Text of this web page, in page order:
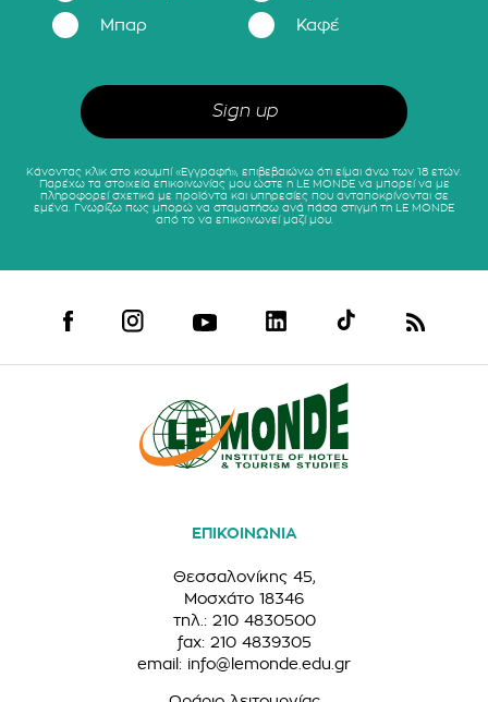
Μπαρ Καφέ
Κάνοντας κλικ στο κουμπί «Εγγραφή», επιβεβαιώνω ότι είμαι άνω των 18 ετών.
Παρέχω τα στοιχεία επικοινωνίας μου ώστε η LE MONDE να μπορεί να με
πληροφορεί σχετικά με προϊόντα και υπηρεσίες που ανταποκρίνονται σε
εμένα. Γνωρίζω πως μπορώ να σταματήσω ανά πάσα στιγμή τη LE MONDE
από το να επικοινωνεί μαζί μου.
ΕΠΙΚΟΙΝΩΝΙΑ
Θεσσαλονίκης 45,
Μοσχάτο 18346
τηλ.: 210 4830500
fax: 210 4839305
email: info@lemonde.edu.gr